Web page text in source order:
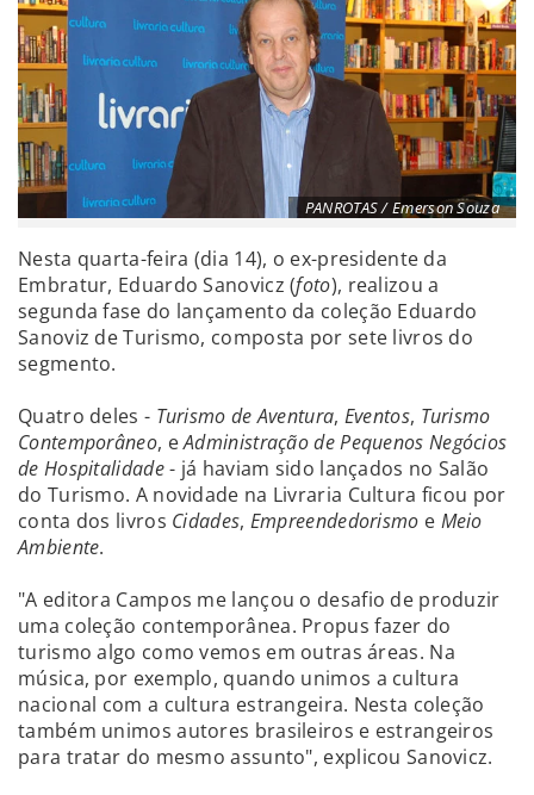
PANROTAS / Emerson Souza
Nesta quarta-feira (dia 14), o ex-presidente da
Embratur, Eduardo Sanovicz (foto), realizou a
segunda fase do lançamento da coleção Eduardo
Sanoviz de Turismo, composta por sete livros do
segmento.
Quatro deles - Turismo de Aventura, Eventos, Turismo
Contemporâneo, eAdministração de Pequenos Negócios
de Hospitalidade- já haviam sido lançados no Salão
do Turismo. A novidade na Livraria Cultura ficou por
conta dos livros Cidades, Empreendedorismo e Meio
Ambiente.
"A editora Campos me lançou o desafio de produzir
uma coleção contemporânea. Propus fazer do
turismo algo como vemos em outras áreas. Na
música, por exemplo, quando unimos a cultura
nacional com a cultura estrangeira. Nesta coleção
também unimos autores brasileiros e estrangeiros
para tratar do mesmo assunto", explicou Sanovicz.